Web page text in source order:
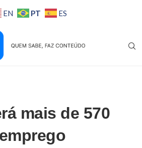
EN PT ES
mais de 570